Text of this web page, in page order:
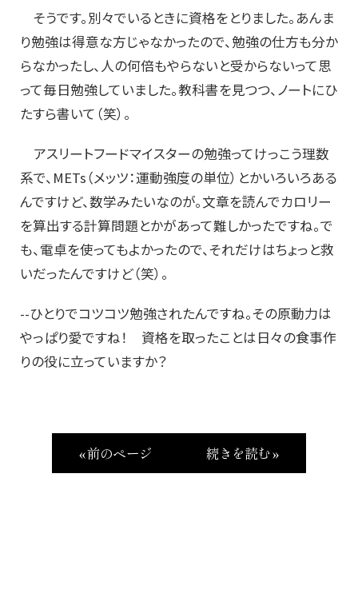
そうです。別々でいるときに資格をとりました。あんま
り勉強は得意な方じゃなかったので、勉強の仕方も分か
らなかったし、人の何倍もやらないと受からないって思
って毎日勉強していました。教科書を見つつ、ノートにひ
たすら書いて（笑）。
アスリートフードマイスターの勉強ってけっこう理数
系で、METs（メッツ：運動強度の単位）とかいろいろある
んですけど、数学みたいなのが。文章を読んでカロリー
を算出する計算問題とかがあって難しかったですね。で
も、電卓を使ってもよかったので、それだけはちょっと救
いだったんですけど（笑）。
--ひとりでコツコツ勉強されたんですね。その原動力は
やっぱり愛ですね！ 資格を取ったことは日々の食事作
りの役に立っていますか？
« 前のページ 続きを読む »